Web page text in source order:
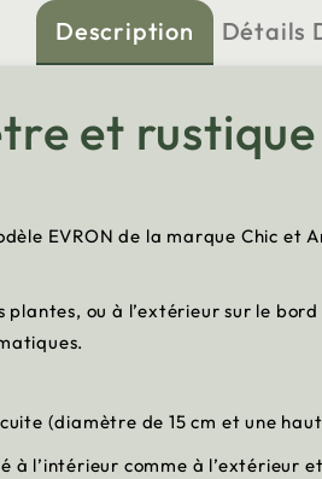
Description Détails
et
EVRON de la marque Chic et
ou à l’extérieur sur le
(diamètre de 15 cm et une
à l’intérieur comme à l’extérieur